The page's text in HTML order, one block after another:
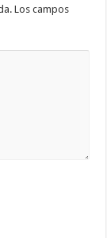
Los campos